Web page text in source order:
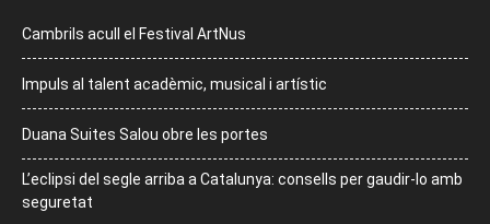
Cambrils acull el Festival ArtNus
Impuls al talent acadèmic, musical i artístic
Duana Suites Salou obre les portes
L’eclipsi del segle arriba a Catalunya: consells per gaudir-lo amb
seguretat